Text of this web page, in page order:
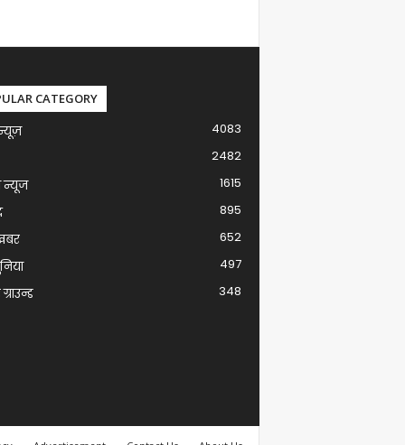
CATEGORY
4083
2482
न्यूज
1615
895
652
497
348